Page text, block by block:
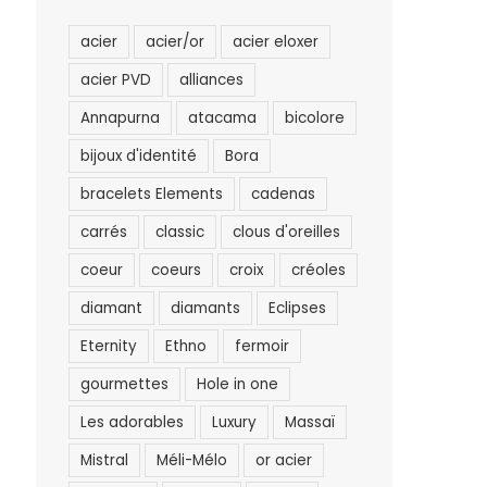
acier acier/or
acier eloxer
acier PVD
alliances
Annapurna
atacama
bicolore
bijoux d'identité
Bora
bracelets Elements
cadenas
carrés
classic
clous d'oreilles
coeur
coeurs croix
créoles
diamant
diamants
Eclipses
Eternity
Ethno
fermoir
gourmettes
Hole in one
Les adorables
Luxury
Massaï
Mistral
Méli-Mélo
or acier